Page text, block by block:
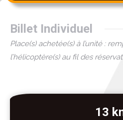
Billet Individuel
Place(s) achetée(s) à l’unité :
l’hélicoptère(s) au fil des
13